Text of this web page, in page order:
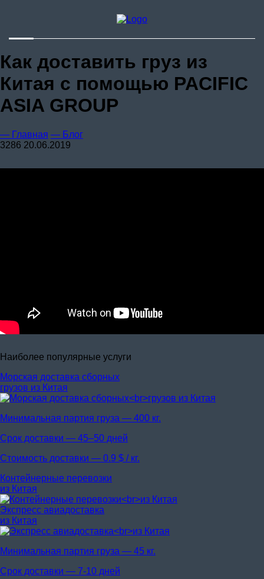
Как доставить груз из
Китая с помощью PACIFIC
ASIA GROUP
— Главная — Блог
3286 20.06.2019
Наиболее популярные услуги
Морская доставка сборных
грузов из Китая
Минимальная партия груза — 400 кг.
Срок доставки — 45–50 дней
Стоимость доставки — 0.9 $ / кг.
Контейнерные перевозки
из Китая
Экспресс авиадоставка
из Китая
Минимальная партия груза — 45 кг.
Срок доставки — 7-10 дней